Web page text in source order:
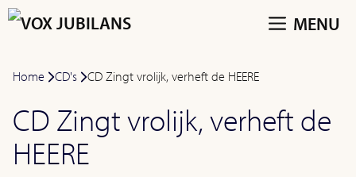
Ga
inhoud
MENU
Home -CD's -CD Zingt vrolijk, verheft de HEERE
CD Zingt vrolijk, verheft de
HEERE